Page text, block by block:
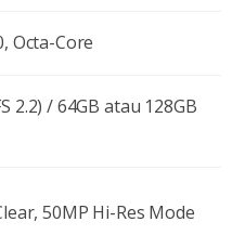
Octa-Core
2.2) / 64GB atau 128GB
50MP Hi-Res Mode